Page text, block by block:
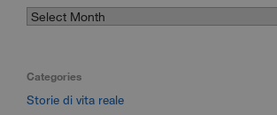
Categories
Storie di vita reale